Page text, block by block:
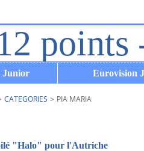
Junior Eurovision
CATEGORIES > PIA MARIA
"Halo" pour l'Autriche